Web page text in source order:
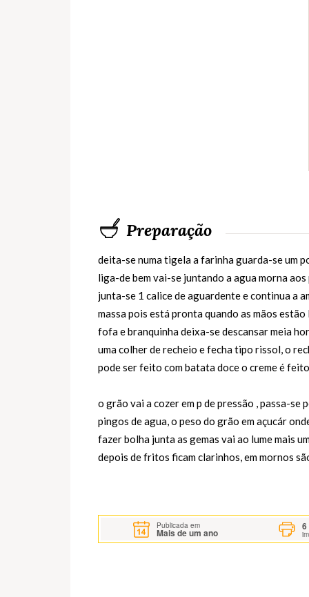
Preparação
deita-se numa tigela a farinha guarda-se um
liga-de bem vai-se juntando a agua morna
junta-se 1 calice de aguardente e continua a
massa pois está pronta quando as mãos
fofa e branquinha deixa-se descansar meia
uma colher de recheio e fecha tipo rissol, o
pode ser feito com batata doce o creme é
o grão vai a cozer em p de pressão , passa-
pingos de agua, o peso do grão em açucár
fazer bolha junta as gemas vai ao lume mais
depois de fritos ficam clarinhos, em mornos
Publicada em
Mais de um ano
6